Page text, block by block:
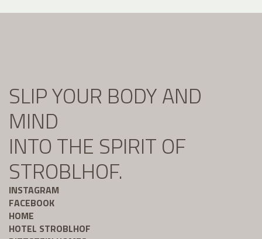
SLIP YOUR BODY AND
MIND
INTO THE SPIRIT OF
STROBLHOF.
INSTAGRAM
FACEBOOK
HOME
HOTEL STROBLHOF